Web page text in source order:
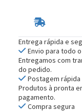
Entrega rápida e
Envio para todo
Entregamos com
do pedido.
Postagem rápida
Produtos à pronta
pagamento.
Compra segura